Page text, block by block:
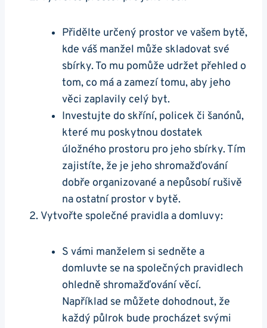
Přidělte určený prostor ve vašem bytě,
kde váš manžel může skladovat své
sbírky. To mu pomůže udržet přehled o
tom, co má a zamezí tomu, aby jeho
věci zaplavily celý byt.
Investujte do skříní, policek či šanónů,
které mu poskytnou dostatek
úložného prostoru pro jeho sbírky. Tím
zajistíte, že je jeho shromažďování
dobře organizované a nepůsobí rušivě
na ostatní prostor v bytě.
Vytvořte společné pravidla a domluvy:
S vámi manželem si sedněte a
domluvte se na společných pravidlech
ohledně shromažďování věcí.
Například se můžete dohodnout, že
každý půlrok bude procházet svými